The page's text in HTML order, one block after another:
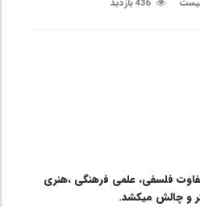
436 بازدید
فلسفی، علمی فرهنگی ،هنری
و چالش میکشد.